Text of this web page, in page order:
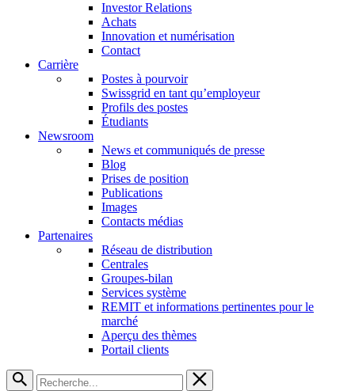
Investor Relations
Achats
Innovation et numérisation
Contact
Carrière
Postes à pourvoir
Swissgrid en tant qu’employeur
Profils des postes
Étudiants
Newsroom
News et communiqués de presse
Blog
Prises de position
Publications
Images
Contacts médias
Partenaires
Réseau de distribution
Centrales
Groupes-bilan
Services système
REMIT et informations pertinentes pour le
marché
Aperçu des thèmes
Portail clients